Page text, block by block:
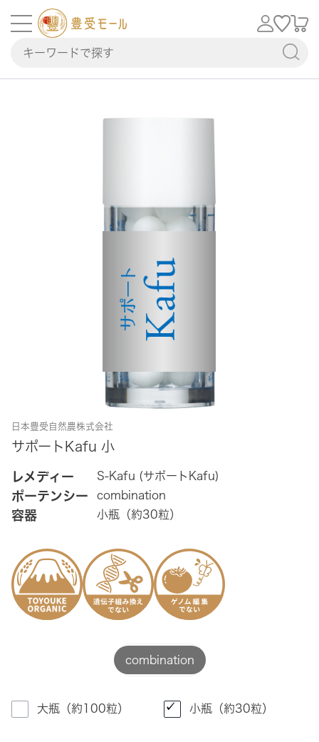
日本豊受自然農株式会社
サポートKafu 小
レメディー S-Kafu (サポートKafu)
ポーテンシー combination
容器 小瓶（約30粒）
combination
大瓶（約100粒） 小瓶（約30粒）